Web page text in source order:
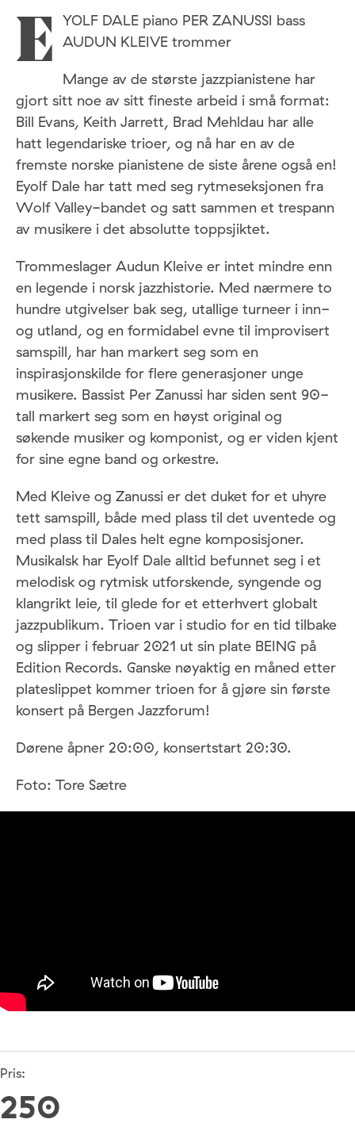
E YOLF DALE piano PER ZANUSSI bass
AUDUN KLEIVE trommer
Mange av de største jazzpianistene har
gjort sitt noe av sitt fineste arbeid i små format:
Bill Evans, Keith Jarrett, Brad Mehldau har alle
hatt legendariske trioer, og nå har en av de
fremste norske pianistene de siste årene også en!
Eyolf Dale har tatt med seg rytmeseksjonen fra
Wolf Valley-bandet og satt sammen et trespann
av musikere i det absolutte toppsjiktet.
Trommeslager Audun Kleive er intet mindre enn
en legende i norsk jazzhistorie. Med nærmere to
hundre utgivelser bak seg, utallige turneer i inn-
og utland, og en formidabel evne til improvisert
samspill, har han markert seg som en
inspirasjonskilde for flere generasjoner unge
musikere. Bassist Per Zanussi har siden sent 90-
tall markert seg som en høyst original og
søkende musiker og komponist, og er viden kjent
for sine egne band og orkestre.
Med Kleive og Zanussi er det duket for et uhyre
tett samspill, både med plass til det uventede og
med plass til Dales helt egne komposisjoner.
Musikalsk har Eyolf Dale alltid befunnet seg i et
melodisk og rytmisk utforskende, syngende og
klangrikt leie, til glede for et etterhvert globalt
jazzpublikum. Trioen var i studio for en tid tilbake
og slipper i februar 2021 ut sin plate BEING på
Edition Records. Ganske nøyaktig en måned etter
plateslippet kommer trioen for å gjøre sin første
konsert på Bergen Jazzforum!
Dørene åpner 20:00, konsertstart 20:30.
Foto: Tore Sætre
Pris:
250